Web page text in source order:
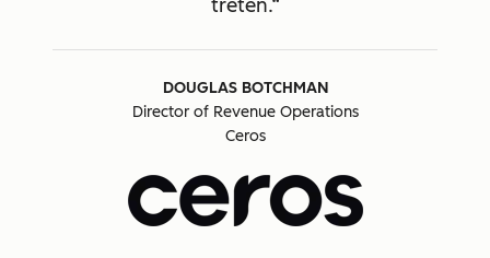
treten.
DOUGLAS BOTCHMAN
Director of Revenue Operations
Ceros